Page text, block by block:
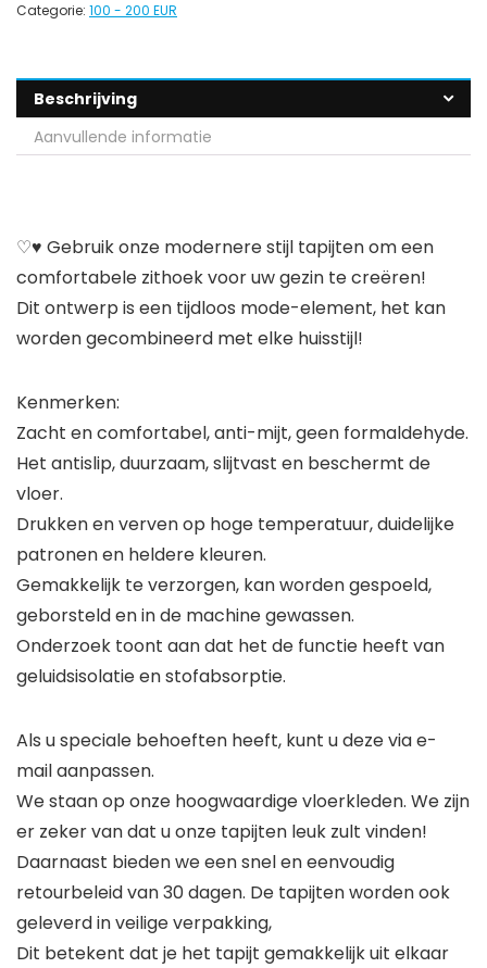
Categorie: 100 - 200 EUR
Beschrijving
Aanvullende informatie
♡♥ Gebruik onze modernere stijl tapijten om een
comfortabele zithoek voor uw gezin te creëren!
Dit ontwerp is een tijdloos mode-element, het kan
worden gecombineerd met elke huisstijl!
Kenmerken:
Zacht en comfortabel, anti-mijt, geen formaldehyde.
Het antislip, duurzaam, slijtvast en beschermt de
vloer.
Drukken en verven op hoge temperatuur, duidelijke
patronen en heldere kleuren.
Gemakkelijk te verzorgen, kan worden gespoeld,
geborsteld en in de machine gewassen.
Onderzoek toont aan dat het de functie heeft van
geluidsisolatie en stofabsorptie.
Als u speciale behoeften heeft, kunt u deze via e-
mail aanpassen.
We staan op onze hoogwaardige vloerkleden. We zijn
er zeker van dat u onze tapijten leuk zult vinden!
Daarnaast bieden we een snel en eenvoudig
retourbeleid van 30 dagen. De tapijten worden ook
geleverd in veilige verpakking,
Dit betekent dat je het tapijt gemakkelijk uit elkaar